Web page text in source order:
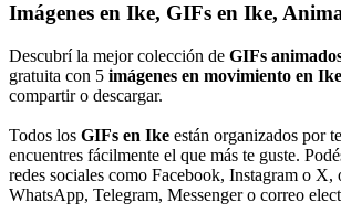
Imágenes en Ike, GIFs en Ike,
Descubrí la mejor colección de GIFs
gratuita con 5 imágenes en movimiento en Ike
compartir o descargar.
Todos los GIFs en Ike están organizados por
encuentres fácilmente el que más te guste.
redes sociales como Facebook, Instagram o X,
WhatsApp, Telegram, Messenger o correo